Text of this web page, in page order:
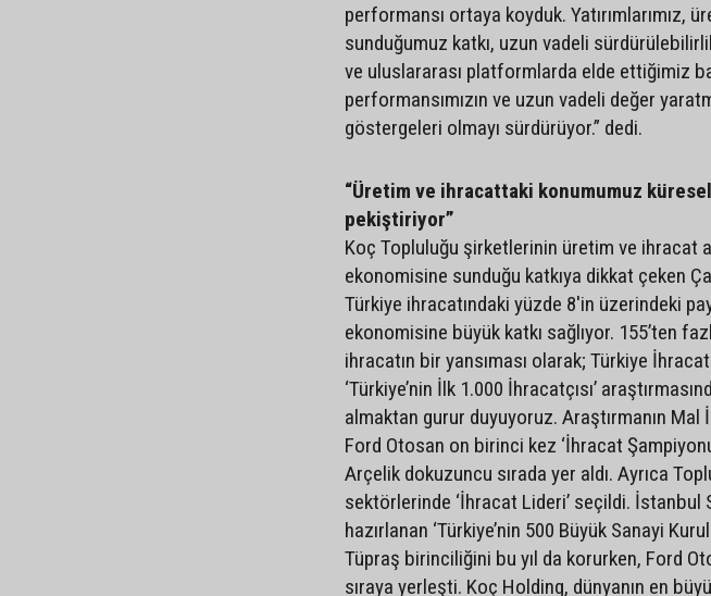
performansı ortaya koyduk. Yatırımlarımız,
sunduğumuz katkı, uzun vadeli
ve uluslararası platformlarda elde ettiğimiz
performansımızın ve uzun vadeli değer
göstergeleri olmayı sürdürüyor.” dedi.
“Üretim ve ihracattaki konumumuz
pekiştiriyor”
Koç Topluluğu şirketlerinin üretim ve ihracat
ekonomisine sunduğu katkıya dikkat çeken
Türkiye ihracatındaki yüzde 8'in üzerindeki
ekonomisine büyük katkı sağlıyor. 155’ten
ihracatın bir yansıması olarak; Türkiye
‘Türkiye’nin İlk 1.000 İhracatçısı’
almaktan gurur duyuyoruz. Araştırmanın
Ford Otosan on birinci kez ‘İhracat
Arçelik dokuzuncu sırada yer aldı. Ayrıca
sektörlerinde ‘İhracat Lideri’ seçildi. İstanbul
hazırlanan ‘Türkiye’nin 500 Büyük Sanayi
Tüpraş birinciliğini bu yıl da korurken, Ford
sıraya yerleşti. Koç Holding, dünyanın en